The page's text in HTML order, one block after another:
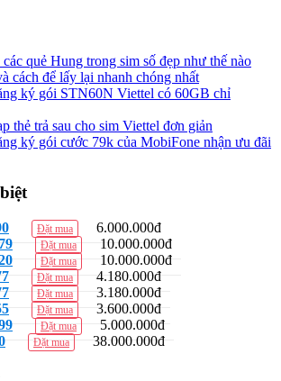
quẻ Hung trong sim số đẹp như thế nào
cách để lấy lại nhanh chóng nhất
ký gói STN60N Viettel có 60GB chỉ
thẻ trả sau cho sim Viettel đơn giản
ký gói cước 79k của MobiFone nhận ưu đãi
Đặt mua
6.000.000đ
Đặt mua
10.000.000đ
Đặt mua
10.000.000đ
Đặt mua
4.180.000đ
Đặt mua
3.180.000đ
Đặt mua
3.600.000đ
Đặt mua
5.000.000đ
Đặt mua
38.000.000đ